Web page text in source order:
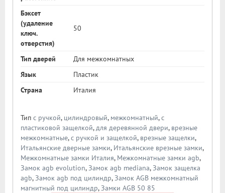
Бэксет
(удаление
ключ.
отверстия)
50
Тип дверей
Для межкомнатных
Язык
Пластик
Страна
Италия
Тип с ручкой, цилиндровый, межкомнатный,с
пластиковой защелкой,для деревянной двери, врезные
межкомнатные,с ручкой и защелкой, врезные защелки,
Итальянские дверные замки, Итальянские врезные замки,
Межкомнатные замки Италия, Межкомнатные замки agb,
Замок agb evolution,Замок agb mediana,Замок защелка
agb,Замок agb под цилиндр,Замок AGB межкомнатный
магнитный под цилиндр,Замки AGB 50 85